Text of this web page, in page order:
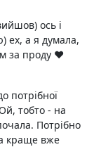
ось і
ех, а я думала,
за проду ♥️
потрібної
тобто - на
Потрібно
краще вже